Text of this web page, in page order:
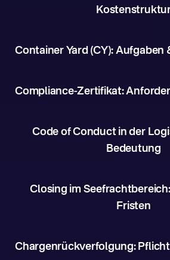
Container Yard (CY): Aufgaben
Compliance-Zertifikat:
Code of Conduct in der
Bedeutung
Closing im
Fristen
Chargenrückverfolgung: